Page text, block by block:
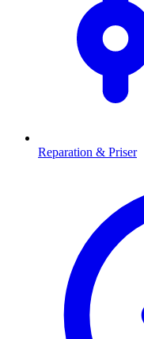
Reparation & Priser